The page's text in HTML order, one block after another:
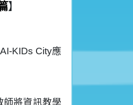
】
AI-KIDs City應
師將資訊教學